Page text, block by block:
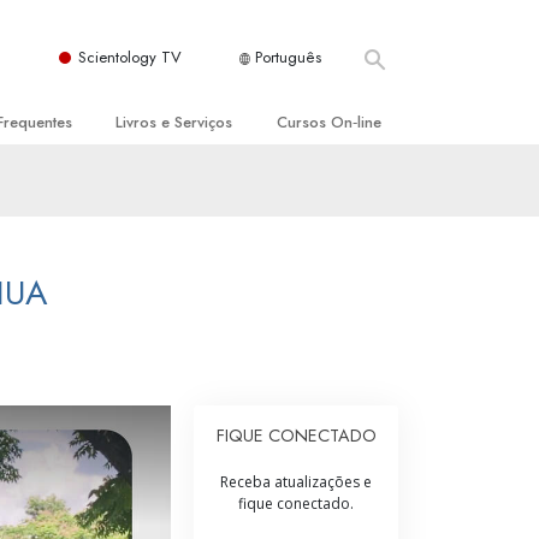
Scientology TV Português
de Scientology
Livros e Serviços
Introdutórias
Cursos On‑line
Casamento
A Escala de Tom Emocional
FIQUE CONECTADO
Receba atualizações e
fique conectado.